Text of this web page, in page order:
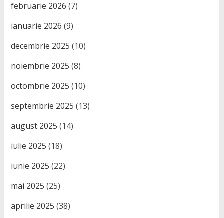
februarie 2026 (7)
ianuarie 2026 (9)
decembrie 2025 (10)
noiembrie 2025 (8)
octombrie 2025 (10)
septembrie 2025 (13)
august 2025 (14)
iulie 2025 (18)
iunie 2025 (22)
mai 2025 (25)
aprilie 2025 (38)